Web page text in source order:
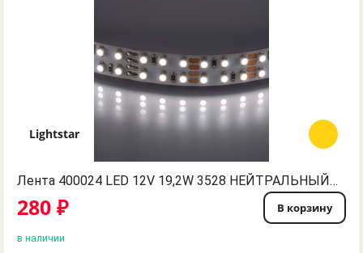
Lightstar
Лента 400024 LED 12V 19,2W 3528 НЕЙТРАЛЬНЫЙ БЕЛЫЙ СВЕТ Lightstar
280 ₽ В корзину
в наличии